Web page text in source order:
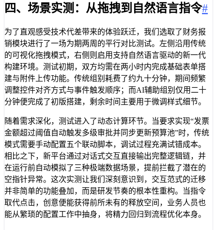
四、场景实测：从拖拽到自然语言指令#
为了直观感受技术代差带来的体验跃迁，我们选取了财务报
销模块进行了一场为期两周的平行对比测试。左侧沿用传统
的可视化拖拽模式，右侧则启用支持自然语言驱动的新一代
构建环境。测试初期，双方均需在两小时内完成基础表单搭
建与附件上传功能。传统组别耗费了约九十分钟，期间频繁
调整控件对齐方式与事件触发顺序；而AI辅助组别仅用二十
分钟便完成了初版搭建，剩余时间主要用于微调样式细节。
随着需求深化，测试进入了动态计算环节。当要求实现“发票
金额超过阈值自动触发多级审批并同步更新预算池”时，传统
模式需要手动配置五个联动脚本，调试过程充满试错成本。
相比之下，新平台通过对话式交互直接输出完整逻辑链，并
在运行前自动模拟了三种极端数据场景，提前拦截了潜在的
空指针异常。这次实测让我们深刻意识到，交互范式的迁移
并非简单的功能叠加，而是研发节奏的根本性重构。当指令
取代点击，创意便能获得前所未有的释放空间，业务人员也
能从繁琐的配置工作中抽身，将精力回归到流程优化本身。